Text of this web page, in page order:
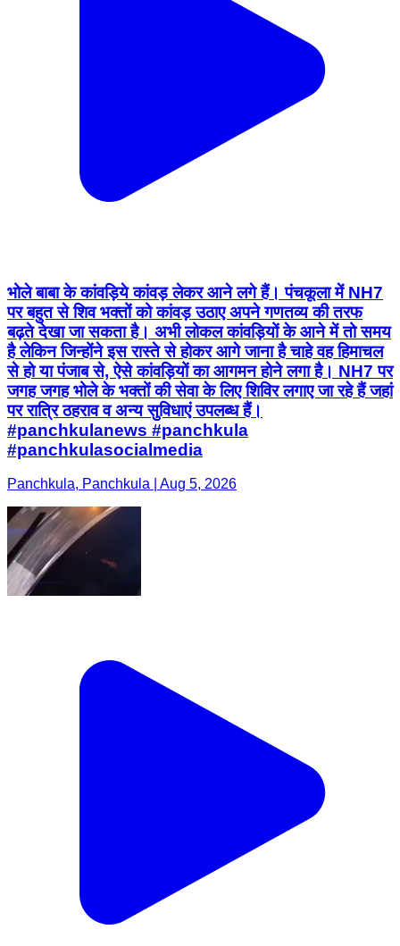
भोले बाबा के कांवड़िये कांवड़ लेकर आने लगे हैं। पंचकूला में NH7
पर बहुत से शिव भक्तों को कांवड़ उठाए अपने गणतव्य की तरफ
बढ़ते देखा जा सकता है। अभी लोकल कांवड़ियों के आने में तो समय
है लेकिन जिन्होंने इस रास्ते से होकर आगे जाना है चाहे वह हिमाचल
से हो या पंजाब से, ऐसे कांवड़ियों का आगमन होने लगा है। NH7 पर
जगह जगह भोले के भक्तों की सेवा के लिए शिविर लगाए जा रहे हैं जहां
पर रात्रि ठहराव व अन्य सुविधाएं उपलब्ध हैं।
#panchkulanews #panchkula
#panchkulasocialmedia
Panchkula, Panchkula | Aug 5, 2026